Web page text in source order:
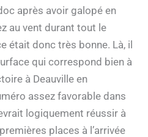
après avoir galopé en
au vent durant tout le
était donc très bonne. Là, il
qui correspond bien à
à Deauville en
assez favorable dans
logiquement réussir à
places à l’arrivée